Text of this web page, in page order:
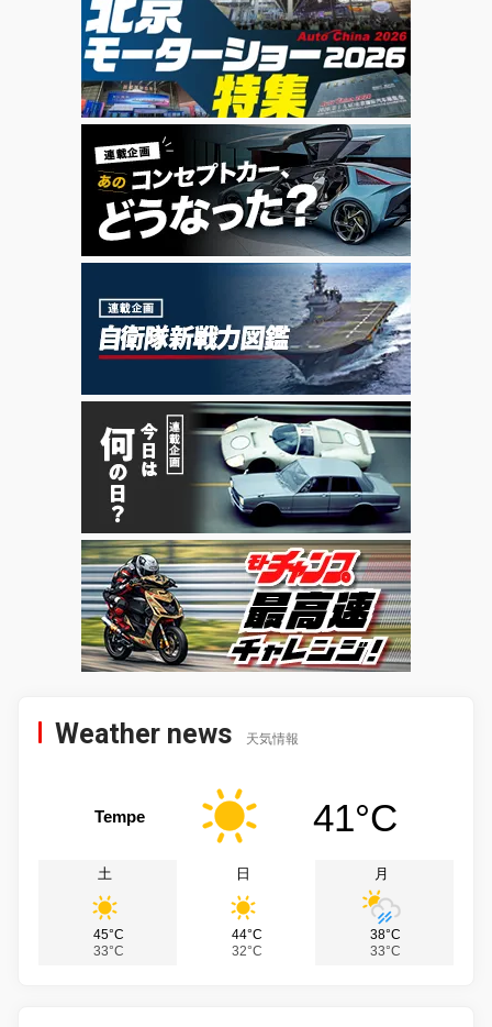
Weather news 天気情報
Tempe 41°C
土
45°C
33°C
日
44°C
32°C
月
38°C
33°C